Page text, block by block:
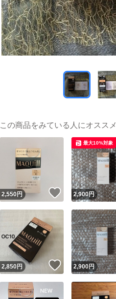
この商品をみている人にオススメ
2,550円 いいね！
2,900円
最大10%対象
2,850円 いいね！
2,900円